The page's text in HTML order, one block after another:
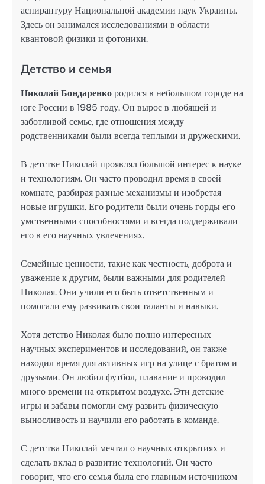
аспирантуру Национальной академии наук Украины.
Здесь он занимался исследованиями в области
квантовой физики и фотоники.
Детство и семья
Николай Бондаренкородился в небольшом городе на
юге России в 1985 году. Он вырос в любящей и
заботливой семье, где отношения между
родственниками были всегда теплыми и дружескими.
В детстве Николай проявлял большой интерес к науке
и технологиям. Он часто проводил время в своей
комнате, разбирая разные механизмы и изобретая
новые игрушки. Его родители были очень горды его
умственными способностями и всегда поддерживали
его в его научных увлечениях.
Семейные ценности, такие как честность, доброта и
уважение к другим, были важными для родителей
Николая. Они учили его быть ответственным и
помогали ему развивать свои таланты и навыки.
Хотя детство Николая было полно интересных
научных экспериментов и исследований, он также
находил время для активных игр на улице с братом и
друзьями. Он любил футбол, плавание и проводил
много времени на открытом воздухе. Эти детские
игры и забавы помогли ему развить физическую
выносливость и научили его работать в команде.
С детства Николай мечтал о научных открытиях и
сделать вклад в развитие технологий. Он часто
говорит, что его семья была его главным источником